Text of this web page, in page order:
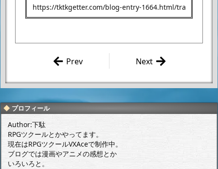
パス」で旅行に行っ
日～3月5日）（日帰
り×2） 1日目
Next
GUNDAM VOL.11」
て遊んでみました。
Prev
プロフィール
Author:下駄
RPGツクールとかやってます。
現在はRPGツクールVXAceで制作中。
ブログでは漫画やアニメの感想とか
いろいろと。